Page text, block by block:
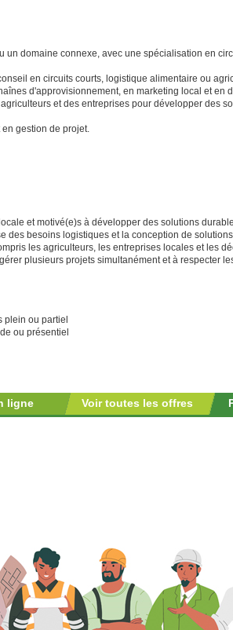
un domaine connexe, avec une spécialisation en
en circuits courts, logistique alimentaire ou
d'approvisionnement, en marketing local et en
et des entreprises pour développer des
gestion de projet.
et motivé(e)s à développer des solutions
des besoins logistiques et la conception de
les agriculteurs, les entreprises locales et les
plusieurs projets simultanément et à respecter
plein ou partiel
ou présentiel
Voir toutes les offres
ligne